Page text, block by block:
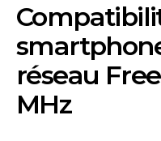
réseau
MHz